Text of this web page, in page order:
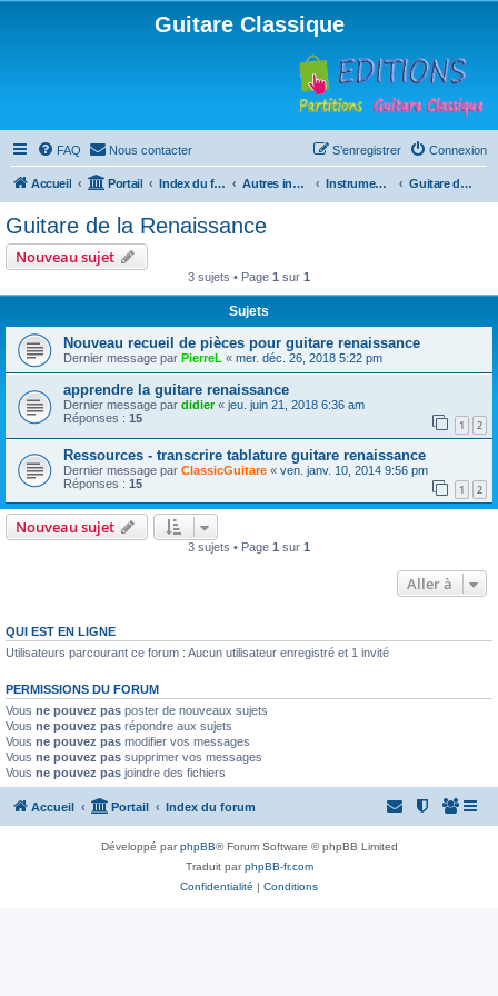
Guitare Classique
FAQ Nous contacter Connexion
S’enregistrer
Accueil Portail Index du forum Autres instruments à cordes pincées, ou styles Instruments anciens Guitare de la Renaissance
Guitare de la Renaissance
Nouveau sujet
3 sujets • Page 1 sur 1
Sujets
Nouveau recueil de pièces pour guitare renaissance
Dernier message par PierreL « mer. déc. 26, 2018 5:22 pm
apprendre la guitare renaissance
Dernier message par didier« jeu. juin 21, 2018 6:36 am
Réponses : 15 1 2
Ressources - transcrire tablature guitare renaissance
Dernier message par ClassicGuitare « ven. janv. 10, 2014 9:56 pm
Réponses : 15 1 2
Nouveau sujet
3 sujets • Page 1 sur 1
Aller à
QUI EST EN LIGNE
Utilisateurs parcourant ce forum : Aucun utilisateur enregistré et 1 invité
PERMISSIONS DU FORUM
Vous ne pouvez pas poster de nouveaux sujets
Vous ne pouvez pas répondre aux sujets
Vous ne pouvez pas modifier vos messages
Vous ne pouvez pas supprimer vos messages
Vous ne pouvez pas joindre des fichiers
Accueil Portail Index du forum
Développé parphpBB® Forum Software © phpBB Limited
Traduit parphpBB-fr.com
Confidentialité | Conditions